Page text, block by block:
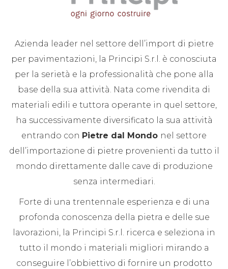
Azienda leader nel settore dell’import di pietre
per pavimentazioni, la Principi S.r.l. è conosciuta
per la serietà e la professionalità che pone alla
base della sua attività. Nata come rivendita di
materiali edili e tuttora operante in quel settore,
ha successivamente diversificato la sua attività
entrando con Pietre dal Mondo nel settore
dell’importazione di pietre provenienti da tutto il
mondo direttamente dalle cave di produzione
senza intermediari.
Forte di una trentennale esperienza e di una
profonda conoscenza della pietra e delle sue
lavorazioni, la Principi S.r.l. ricerca e seleziona in
tutto il mondo i materiali migliori mirando a
conseguire l’obbiettivo di fornire un prodotto